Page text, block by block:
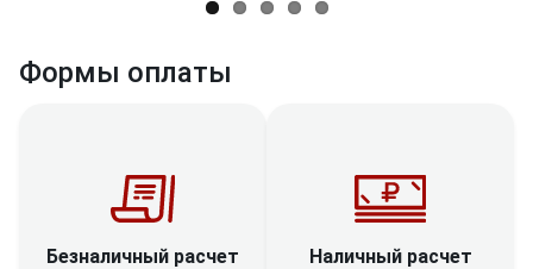
Формы оплаты
Безналичный расчет Наличный расчет